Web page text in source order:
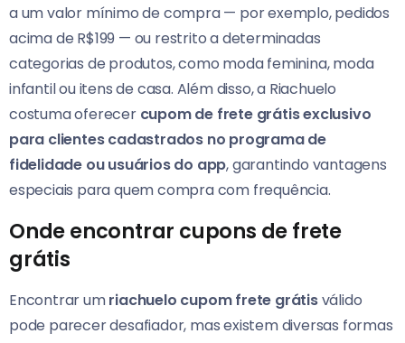
a um valor mínimo de compra — por exemplo, pedidos
acima de R$199 — ou restrito a determinadas
categorias de produtos, como moda feminina, moda
infantil ou itens de casa. Além disso, a Riachuelo
costuma oferecer cupom de frete grátis exclusivo
para clientes cadastrados no programa de
fidelidade ou usuários do app, garantindo vantagens
especiais para quem compra com frequência.
Onde encontrar cupons de frete
grátis
Encontrar umriachuelo cupom frete grátisválido
pode parecer desafiador, mas existem diversas formas